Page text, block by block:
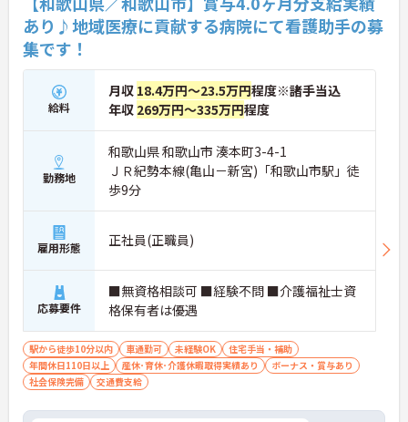
あり♪地域医療に貢献する病院にて看護助手の募
集です！
給料
月収 18.4万円～23.5万円程度※諸手当込
年収 269万円～335万円程度
勤務地
和歌山県 和歌山市 湊本町3-4-1
ＪＲ紀勢本線(亀山－新宮)「和歌山市駅」徒
歩9分
雇用形態 正社員(正職員)
応募要件
■無資格相談可 ■経験不問 ■介護福祉士資
格保有者は優遇
駅から徒歩10分以内 車通勤可 未経験OK
住宅手当・補助
年間休日110日以上
産休･育休･介護休暇取得実績あり
ボーナス・賞与あり
社会保険完備
交通費支給